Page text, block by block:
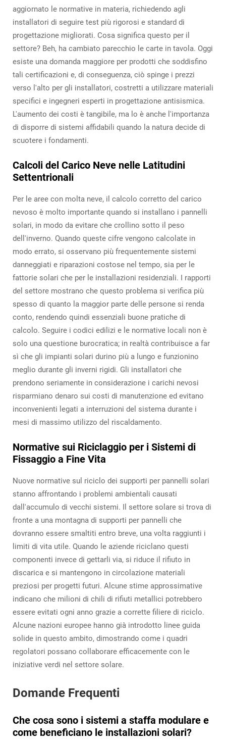
aggiornato le normative in materia, richiedendo agli
installatori di seguire test più rigorosi e standard di
progettazione migliorati. Cosa significa questo per il
settore? Beh, ha cambiato parecchio le carte in tavola. Oggi
esiste una domanda maggiore per prodotti che soddisfino
tali certificazioni e, di conseguenza, ciò spinge i prezzi
verso l'alto per gli installatori, costretti a utilizzare materiali
specifici e ingegneri esperti in progettazione antisismica.
L'aumento dei costi è tangibile, ma lo è anche l'importanza
di disporre di sistemi affidabili quando la natura decide di
scuotere i fondamenti.
Calcoli del Carico Neve nelle Latitudini
Settentrionali
Per le aree con molta neve, il calcolo corretto del carico
nevoso è molto importante quando si installano i pannelli
solari, in modo da evitare che crollino sotto il peso
dell'inverno. Quando queste cifre vengono calcolate in
modo errato, si osservano più frequentemente sistemi
danneggiati e riparazioni costose nel tempo, sia per le
fattorie solari che per le installazioni residenziali. I rapporti
del settore mostrano che questo problema si verifica più
spesso di quanto la maggior parte delle persone si renda
conto, rendendo quindi essenziali buone pratiche di
calcolo. Seguire i codici edilizi e le normative locali non è
solo una questione burocratica; in realtà contribuisce a far
sì che gli impianti solari durino più a lungo e funzionino
meglio durante gli inverni rigidi. Gli installatori che
prendono seriamente in considerazione i carichi nevosi
risparmiano denaro sui costi di manutenzione ed evitano
inconvenienti legati a interruzioni del sistema durante i
mesi di massimo utilizzo del riscaldamento.
Normative sui Riciclaggio per i Sistemi di
Fissaggio a Fine Vita
Nuove normative sul riciclo dei supporti per pannelli solari
stanno affrontando i problemi ambientali causati
dall'accumulo di vecchi sistemi. Il settore solare si trova di
fronte a una montagna di supporti per pannelli che
dovranno essere smaltiti entro breve, una volta raggiunti i
limiti di vita utile. Quando le aziende riciclano questi
componenti invece di gettarli via, si riduce il rifiuto in
discarica e si mantengono in circolazione materiali
preziosi per progetti futuri. Alcune stime approssimative
indicano che milioni di chili di rifiuti metallici potrebbero
essere evitati ogni anno grazie a corrette filiere di riciclo.
Alcune nazioni europee hanno già introdotto linee guida
solide in questo ambito, dimostrando come i quadri
regolatori possano collaborare efficacemente con le
iniziative verdi nel settore solare.
Domande Frequenti
Che cosa sono i sistemi a staffa modulare e
come beneficiano le installazioni solari?